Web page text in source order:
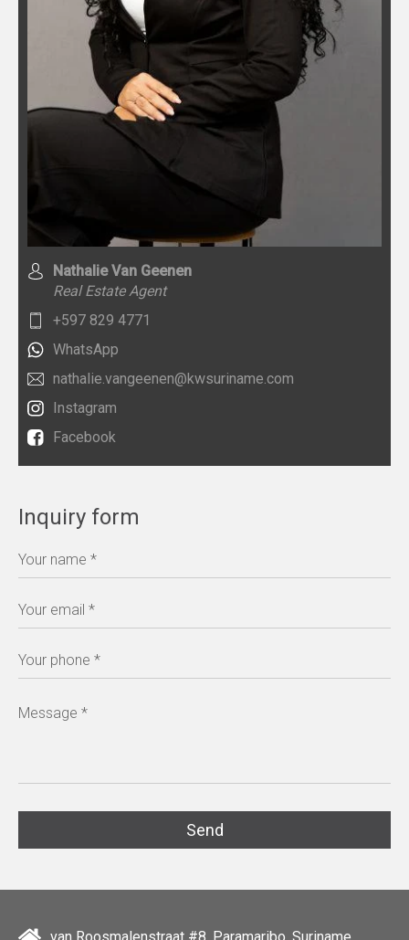
Nathalie Van Geenen
Real Estate Agent
+597 829 4771
WhatsApp
nathalie.vangeenen@kwsuriname.com
Instagram
Facebook
Inquiry form